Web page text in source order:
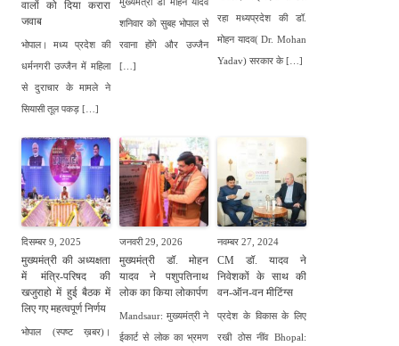
वालों को दिया करारा
जवाब
भोपाल। मध्य प्रदेश की
धर्मनगरी उज्जैन में महिला
से दुराचार के मामले ने
सियासी तूल पकड़ […]
शनिवार को सुबह भोपाल से
रवाना होंगे और उज्जैन
[…]
रहा मध्यप्रदेश की डॉ.
मोहन यादव( Dr. Mohan
Yadav) सरकार के […]
दिसम्बर 9, 2025
मुख्यमंत्री की अध्यक्षता
में मंत्रि-परिषद की
खजुराहो में हुई बैठक में
लिए गए महत्वपूर्ण निर्णय
भोपाल (स्पष्ट ख़बर)।
जनवरी 29, 2026
मुख्यमंत्री डॉ. मोहन
यादव ने पशुपतिनाथ
लोक का किया लोकार्पण
Mandsaur: मुख्यमंत्री ने
ईकार्ट से लोक का भ्रमण
नवम्बर 27, 2024
CM डॉ. यादव ने
निवेशकों के साथ की
वन-ऑन-वन मीटिंग्स
प्रदेश के विकास के लिए
रखी ठोस नींव Bhopal: